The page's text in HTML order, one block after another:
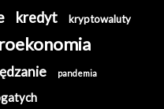
kredyt kryptowaluty
pandemia